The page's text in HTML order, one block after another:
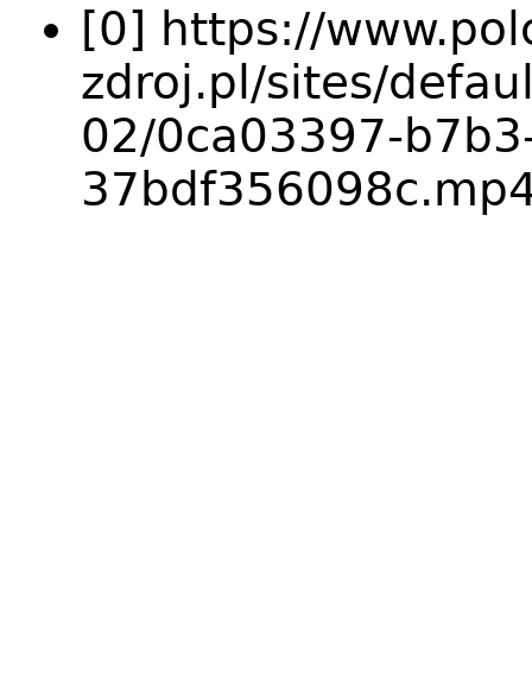
[0] https://
zdroj.pl/sites/
02/0ca03397-